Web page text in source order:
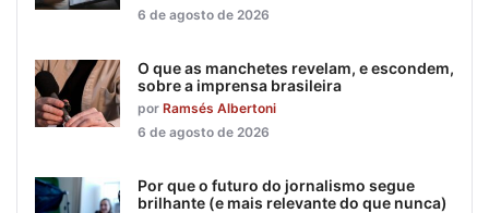
6 de agosto de 2026
O que as manchetes revelam, e escondem,
sobre a imprensa brasileira
por Ramsés Albertoni
6 de agosto de 2026
Por que o futuro do jornalismo segue
brilhante (e mais relevante do que nunca)